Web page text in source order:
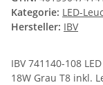
Kategorie: LED-
Hersteller: IBV
IBV 741140-108
18W Grau T8 inkl.